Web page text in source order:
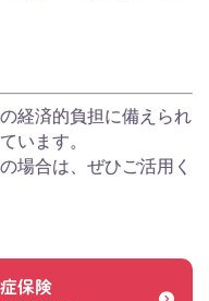
経済的負担に備えられ
います。
場合は、ぜひご活用く
保険